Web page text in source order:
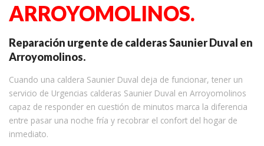
ARROYOMOLINOS.
Reparación urgente de calderas Saunier Duval en
Arroyomolinos.
Cuando una caldera Saunier Duval deja de funcionar, tener un
servicio de Urgencias calderas Saunier Duval en Arroyomolinos
capaz de responder en cuestión de minutos marca la diferencia
entre pasar una noche fría y recobrar el confort del hogar de
inmediato.